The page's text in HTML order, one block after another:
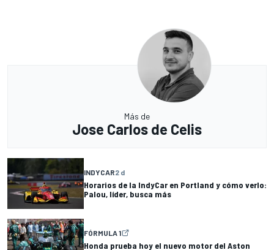
Más de
Jose Carlos de Celis
INDYCAR2 d
Horarios de la IndyCar en Portland y cómo verlo:
Palou, líder, busca más
FÓRMULA 1
Honda prueba hoy el nuevo motor del Aston